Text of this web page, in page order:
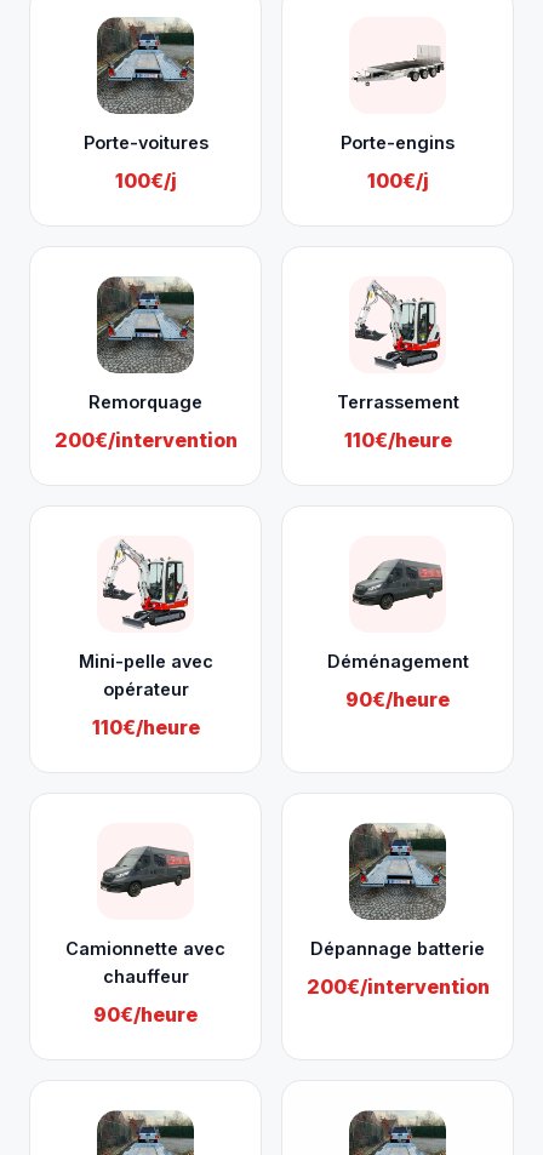
Porte-voitures
100€/j
Porte-engins
100€/j
Remorquage
200€/intervention
Terrassement
110€/heure
Mini-pelle avec
opérateur
110€/heure
Déménagement
90€/heure
Camionnette avec
chauffeur
90€/heure
Dépannage batterie
200€/intervention